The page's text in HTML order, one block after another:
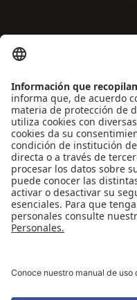
Contáctenos
Biblioguías
Preguntas frecuentes
Capacitación
Directrices
Entretenimiento
Compra de libros y